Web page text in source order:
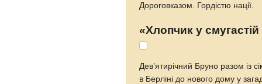
Дороговказом. Гордістю нації.
«Хлопчик у
Дев’ятирічний Бруно разом із
в Берліні до нового дому у